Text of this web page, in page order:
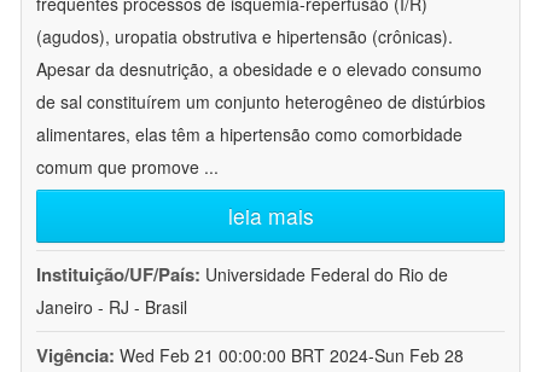
(agudos), uropatia obstrutiva e hipertensão (crônicas).
Apesar da desnutrição, a obesidade e o elevado consumo
de sal constituírem um conjunto heterogêneo de distúrbios
alimentares, elas têm a hipertensão como comorbidade
comum que promove ...
leia mais
Instituição/UF/País: Universidade Federal do Rio de
Janeiro - RJ - Brasil
Vigência: Wed Feb 21 00:00:00 BRT 2024-Sun Feb 28